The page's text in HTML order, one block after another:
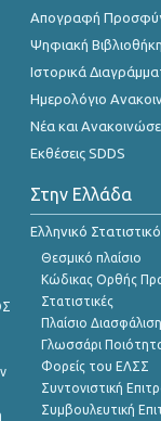
Απογραφή
Ψηφιακή Βιβλιοθήκη
Ιστορικά
Ημερολόγιο
Νέα και
Εκθέσεις SDDS
Στην Ελλάδα
Ελληνικό
Θεσμικό πλαίσιο
Κώδικας Ορθής
Στατιστικές
Πλαίσιο
Γλωσσάρι
Φορείς του ΕΛΣΣ
Συντονιστική
Συμβουλευτική